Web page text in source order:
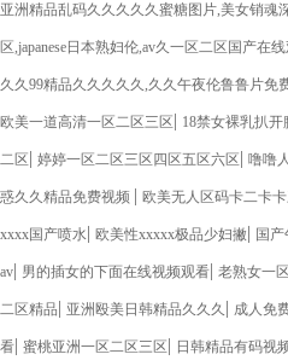
亚洲精品乱码久久久久久蜜糖图片,美女销魂
区,japanese日本熟妇伦,av久一区二区国产在
久久99精品久久久久久,久久午夜伦鲁鲁片免
欧美一道高清一区二区三区| 18禁女裸乳扒
二区| 婷婷一区二区三区四区五区六区| 噜噜
惑久久精品免费视频 | 欧美无人区码卡二卡
xxxx国产喷水| 欧美性xxxxx极品少妇撇| 国
av| 男的插女的下面在线视频观看| 老熟女一
二区精品| 亚洲殴美日韩精品久久久 | 成人免
看| 蜜桃亚洲一区二区三区| 日韩精品有码视